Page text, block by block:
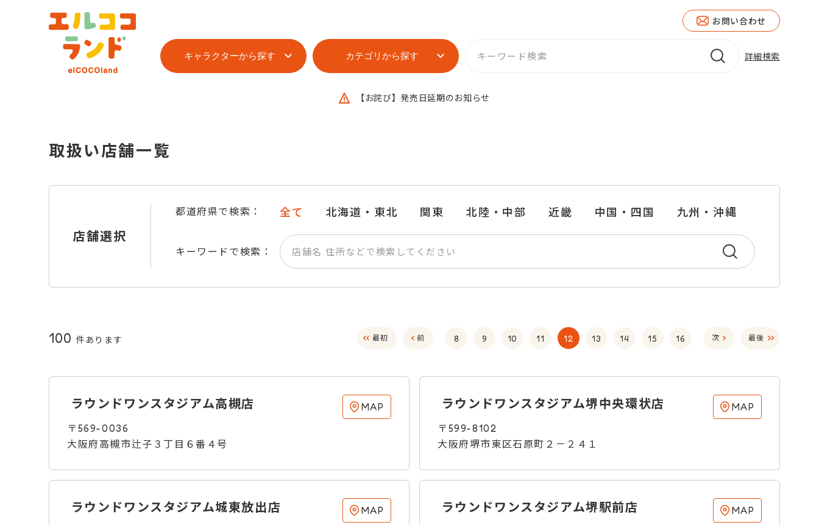
お問い合わせ
キャラクターから探す カテゴリから探す 詳細検索
【お詫び】発売日延期のお知らせ
取扱い店舗一覧
店舗選択
都道府県で検索： 全て 北海道・東北 関東 北陸・中部 近畿 中国・四国 九州・沖縄
キーワードで検索：
100 件あります 最初 前 8 9 10 11 12 13 14 15 16 次 最後
ラウンドワンスタジアム高槻店
〒569-0036
大阪府高槻市辻子３丁目６番４号
MAP ラウンドワンスタジアム堺中央環状店
〒599-8102
大阪府堺市東区石原町２－２４１
MAP
ラウンドワンスタジアム城東放出店 MAP ラウンドワンスタジアム堺駅前店 MAP